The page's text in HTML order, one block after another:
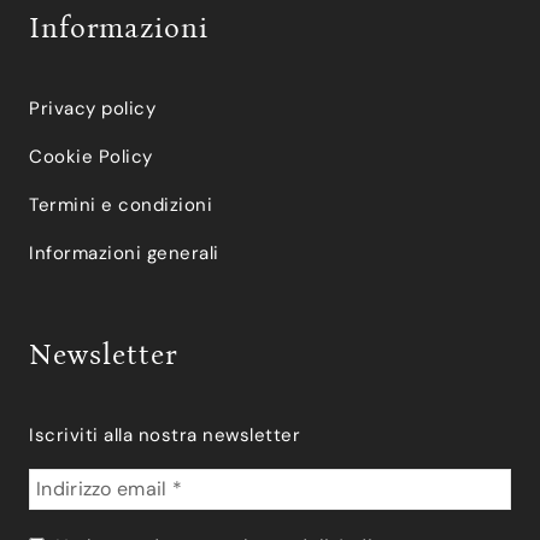
Informazioni
Privacy policy
Cookie Policy
Termini e condizioni
Informazioni generali
Newsletter
Iscriviti alla nostra newsletter